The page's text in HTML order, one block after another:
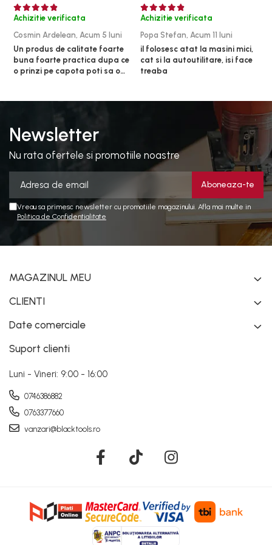
Achizitie verificata
Cosmin Ardelean, Acum 5 luni
Un produs de calitate foarte
buna foarte practica dupa ce
o prinzi pe capota poti sa o
puternica si de la baterie care
tine destul de mult dar daca o
bagi la priza nu mai ai treaba
toata ziua ,ce...
Achizitie verificata
Popa Stefan, Acum 11 luni
il folosesc atat la masini mici,
cat si la autoutilitare, isi face
treaba
Newsletter
Nu rata ofertele si promotiile noastre
Vreau sa primesc newsletter cu promotiile magazinului. Afla mai multe in
Politica de Confidentialitate
MAGAZINUL MEU
CLIENTI
Date comerciale
Suport clienti
Luni - Vineri: 9:00 - 16:00
0746386882
0763377660
vanzari@blacktools.ro